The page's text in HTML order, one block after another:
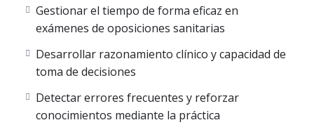
• Preguntas tipo test de nivel oposiciones.
• Formato de examen real.
• Explicaciones detalladas.
• Acceso online desde cualquier dispositivo.
Con estos test podrás comprobar cómo funciona el
Gestionar el tiempo de forma eficaz en
exámenes de oposiciones sanitarias
Desarrollar razonamiento clínico y capacidad de
toma de decisiones
Detectar errores frecuentes y reforzar
conocimientos mediante la práctica